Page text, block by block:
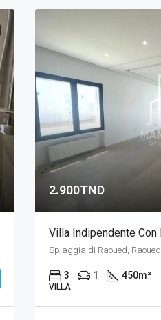
2.900TND
Spiaggia di Raoued, Raoued
3 1 450m²
VILLA